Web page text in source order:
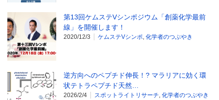
第13回ケムステVシンポジウム「創薬化学最前
線」を開催します！
2020/12/3 ケムステVシンポ, 化学者のつぶやき
逆方向へのペプチド伸長！? マラリアに効く環
状テトラペプチド天然…
2026/2/4 スポットライトリサーチ, 化学者のつぶやき